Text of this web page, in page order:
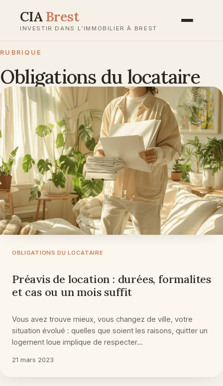
CIA Brest
INVESTIR DANS L’IMMOBILIER À BREST
RUBRIQUE
Obligations du locataire
OBLIGATIONS DU LOCATAIRE
Préavis de location : durées, formalites
et cas ou un mois suffit
Vous avez trouve mieux, vous changez de ville, votre
situation évolué : quelles que soient les raisons, quitter un
logement loue implique de respecter…
21 mars 2023